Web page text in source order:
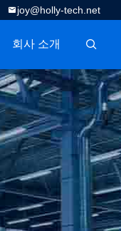
joy@holly-tech.net
회사 소개